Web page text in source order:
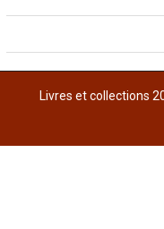
Livres et collections